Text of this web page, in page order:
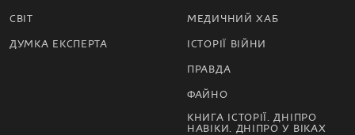
СВІТ
ДУМКА ЕКСПЕРТА
МЕДИЧНИЙ ХАБ
ІСТОРІЇ ВІЙНИ
ПРАВДА
ФАЙНО
КНИГА ІСТОРІЇ. ДНІПРО
НАВІКИ. ДНІПРО У ВІКАХ